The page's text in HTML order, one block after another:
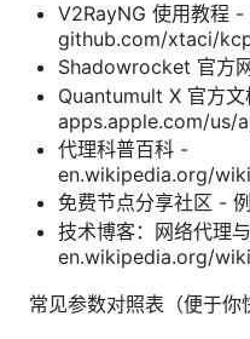
V2RayNG 使用教程 -
github.com/xtaci/
Shadowrocket 官方
Quantumult X 官方
apps.apple.com/us/
代理科普百科 -
en.wikipedia.org/
免费节点分享社区 -
技术博客：网络代理
en.wikipedia.org/
常见参数对照表（便于你